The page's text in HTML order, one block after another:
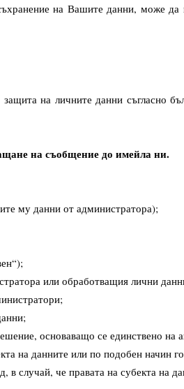
на Вашите данни, може да
на личните данни съгласно
на съобщение до имейла ни.
му данни от администратора);
или обработващия лични
основаващо се единствено на
на данните или по подобен начин го
случай, че правата на субекта на